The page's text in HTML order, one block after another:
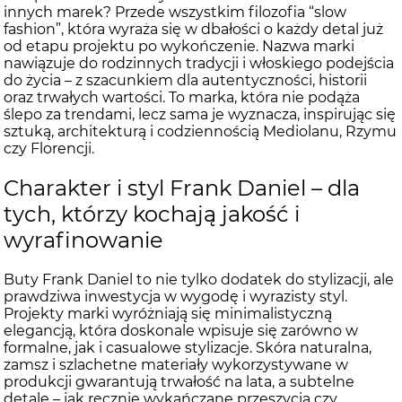
innych marek? Przede wszystkim filozofia “slow
fashion”, która wyraża się w dbałości o każdy detal już
od etapu projektu po wykończenie. Nazwa marki
nawiązuje do rodzinnych tradycji i włoskiego podejścia
do życia – z szacunkiem dla autentyczności, historii
oraz trwałych wartości. To marka, która nie podąża
ślepo za trendami, lecz sama je wyznacza, inspirując się
sztuką, architekturą i codziennością Mediolanu, Rzymu
czy Florencji.
Charakter i styl Frank Daniel – dla
tych, którzy kochają jakość i
wyrafinowanie
Buty Frank Daniel to nie tylko dodatek do stylizacji, ale
prawdziwa inwestycja w wygodę i wyrazisty styl.
Projekty marki wyróżniają się minimalistyczną
elegancją, która doskonale wpisuje się zarówno w
formalne, jak i casualowe stylizacje. Skóra naturalna,
zamsz i szlachetne materiały wykorzystywane w
produkcji gwarantują trwałość na lata, a subtelne